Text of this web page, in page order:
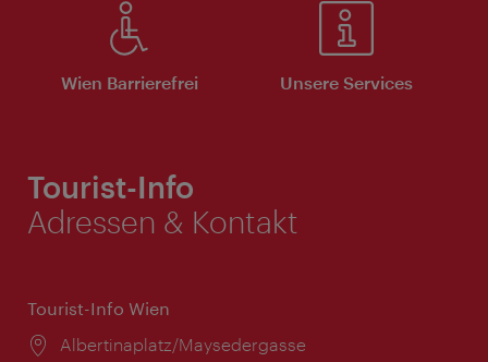
Wien Barrierefrei Unsere Services
Tourist-Info
Adressen & Kontakt
Tourist-Info Wien
Ort:
Albertinaplatz/Maysedergasse